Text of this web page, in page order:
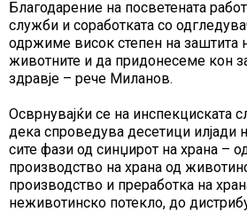
Благодарение на посветената
служби и соработката со
одржиме висок степен на заштита
животните и да придонесеме кон
здравје – рече Миланов.
Осврнувајќи се на инспекциската
дека спроведува десетици илјади
сите фази од синџирот на храна –
производство на храна од
производство и преработка на
неживотинско потекло, до